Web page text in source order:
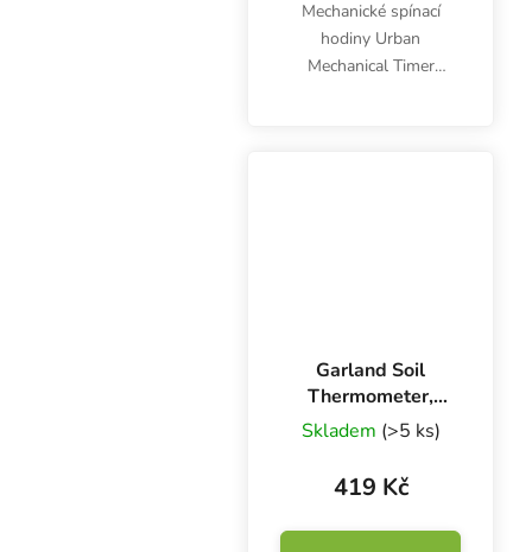
Mechanické spínací
hodiny Urban
Mechanical Timer
Garland Soil
Thermometer,
teploměr do
substrátu
Skladem (>5 ks)
419 Kč